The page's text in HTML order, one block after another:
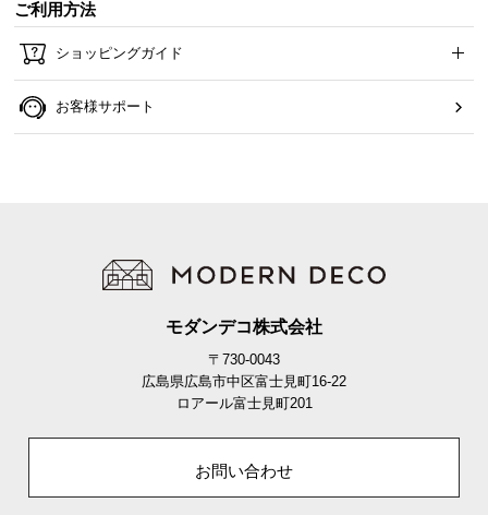
ご利用方法
ショッピングガイド
お客様サポート
モダンデコ株式会社
〒730-0043
広島県広島市中区富士見町16-22
ロアール富士見町201
お問い合わせ